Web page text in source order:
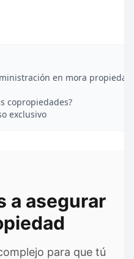
en mora propiedad
copropiedades?
exclusivo
a asegurar
para que tú